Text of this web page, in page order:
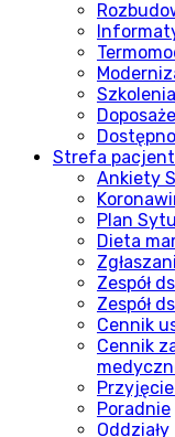
Strefa
Ankiety
Plan
Dieta
Zespół
Zespół
Cennik
Cennik
Poradnie
Oddziały